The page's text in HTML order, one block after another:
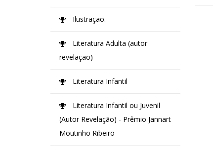
Ilustração.
Literatura Adulta (autor
revelação)
Literatura Infantil
Literatura Infantil ou Juvenil
(Autor Revelação) - Prêmio Jannart
Moutinho Ribeiro